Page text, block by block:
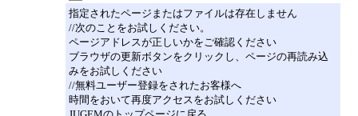
指定されたページまたはファイルは存在しません
//次のことをお試しください。
ページアドレスが正しいかをご確認ください
ブラウザの更新ボタンをクリックし、ページの再読み込
みをお試しください
//無料ユーザー登録をされたお客様へ
時間をおいて再度アクセスをお試しください